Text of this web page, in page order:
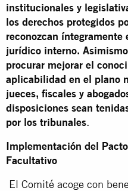
institucionales y
los derechos protegidos
reconozcan íntegramente
jurídico interno.
procurar mejorar el
aplicabilidad en el plano
jueces, fiscales y
disposiciones sean
por los tribunales.
Implementación del
Facultativo
El Comité acoge con